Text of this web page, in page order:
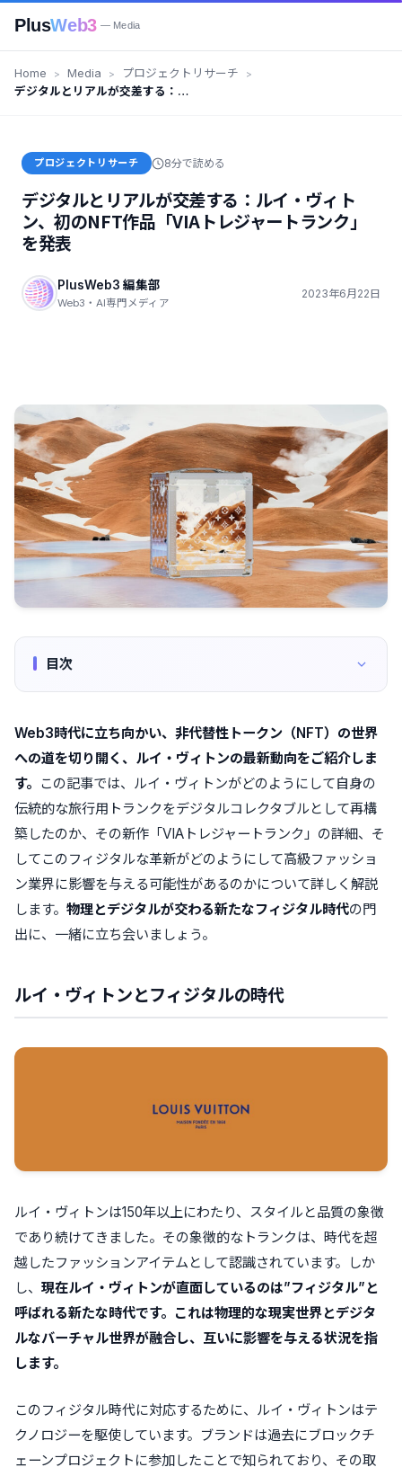
PlusWeb3 — Media
Home Media
プロジェクトリサーチ
デジタルとリアルが交差する：ル
プロジェクトリサーチ 8分で読める
デジタルとリアルが交差する：ルイ・ヴィト
ン、初のNFT作品「VIAトレジャートランク」
を発表
PlusWeb3 編集部
Web3・AI専門メディア
2023年6月22日
目次
Web3時代に立ち向かい、非代替性トークン（NFT）の世界
への道を切り開く、ルイ・ヴィトンの最新動向をご紹介しま
す。 この記事では、ルイ・ヴィトンがどのようにして自身の
伝統的な旅行用トランクをデジタルコレクタブルとして再構
築したのか、その新作「VIAトレジャートランク」の詳細、そ
してこのフィジタルな革新がどのようにして高級ファッショ
ン業界に影響を与える可能性があるのかについて詳しく解説
します。 物理とデジタルが交わる新たなフィジタル時代の門
出に、一緒に立ち会いましょう。
ルイ・ヴィトンとフィジタルの時代
ルイ・ヴィトンは150年以上にわたり、スタイルと品質の象徴
であり続けてきました。その象徴的なトランクは、時代を超
越したファッションアイテムとして認識されています。しか
し、 現在ルイ・ヴィトンが直面しているのは”フィジタル”と
呼ばれる新たな時代です。これは物理的な現実世界とデジタ
ルなバーチャル世界が融合し、互いに影響を与える状況を指
します。
このフィジタル時代に対応するために、ルイ・ヴィトンはテ
クノロジーを駆使しています。ブランドは過去にブロックチ
ェーンプロジェクトに参加したことで知られており、その取